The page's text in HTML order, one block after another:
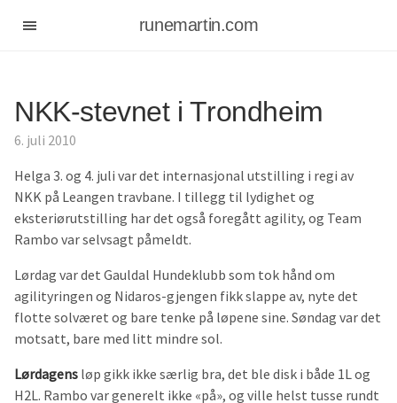
runemartin.com
NKK-stevnet i Trondheim
6. juli 2010
Helga 3. og 4. juli var det internasjonal utstilling i regi av
NKK på Leangen travbane. I tillegg til lydighet og
eksteriørutstilling har det også foregått agility, og Team
Rambo var selvsagt påmeldt.
Lørdag var det Gauldal Hundeklubb som tok hånd om
agilityringen og Nidaros-gjengen fikk slappe av, nyte det
flotte solværet og bare tenke på løpene sine. Søndag var det
motsatt, bare med litt mindre sol.
Lørdagens løp gikk ikke særlig bra, det ble disk i både 1L og
H2L. Rambo var generelt ikke «på», og ville helst tusse rundt